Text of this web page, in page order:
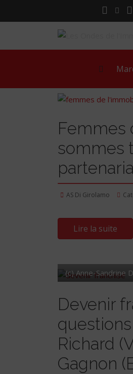
Femmes
sommes
AS Di Girolamo
Lire la suite
(c) Anne-Sandrine
Devenir
Richard
Gagnon